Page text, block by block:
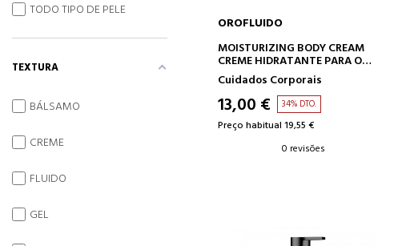
ADICIONAR AO CARRINHO
OROFLUIDO
MOISTURIZING BODY CREAM
CREME HIDRATANTE PARA O
CORPO
Cuidados Corporais
13,00 € 34% DTO.
Preço habitual 19,55 €
0 revisões
TODO TIPO DE PELE
TEXTURA
BÁLSAMO
CREME
FLUIDO
GEL